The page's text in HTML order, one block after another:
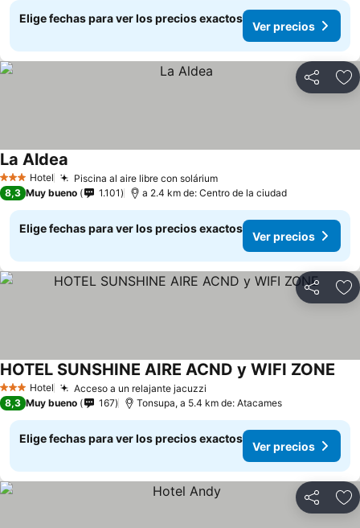
Elige fechas para ver los precios exactos
Ver precios
Compartir
3 Estrellas
Hotel Piscina al aire libre con solárium
La Aldea
8,3 Muy bueno 1.101 a 2.4 km de: Centro de la ciudad
Elige fechas para ver los precios exactos
Ver precios
Compartir
3 Estrellas
Hotel Acceso a un relajante jacuzzi
HOTEL SUNSHINE AIRE ACND y WIFI ZONE
8,3 Muy bueno 167 Tonsupa, a 5.4 km de: Atacames
Elige fechas para ver los precios exactos
Ver precios
Compartir